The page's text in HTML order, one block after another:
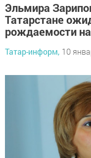
Эльмира
Татарстане
рождаемости
Татар-информ, 10